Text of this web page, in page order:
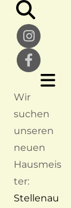
Wir
suchen
unseren
neuen
Hausmeis
ter:
Stellenau